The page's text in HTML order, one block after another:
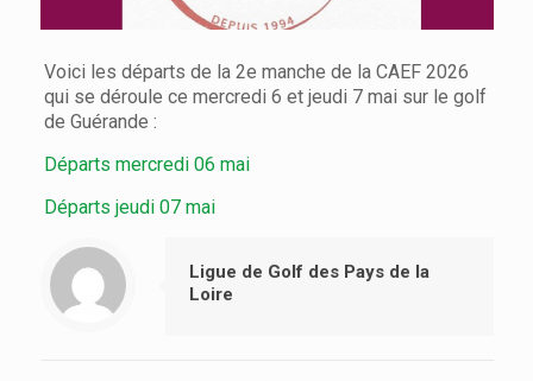
Voici les départs de la 2e manche de la CAEF 2026
qui se déroule ce mercredi 6 et jeudi 7 mai sur le golf
de Guérande :
Départs mercredi 06 mai
Départs jeudi 07 mai
Ligue de Golf des Pays de la
Loire